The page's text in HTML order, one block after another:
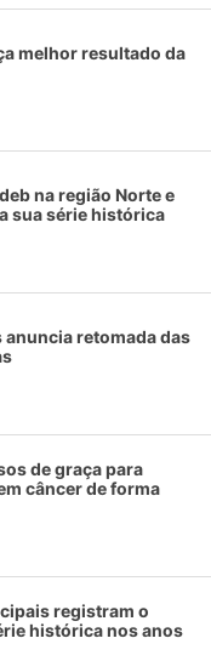
melhor resultado da
na região Norte e
sua série histórica
anuncia retomada das
de graça para
câncer de forma
registram o
histórica nos anos